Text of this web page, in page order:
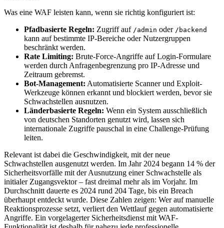
Was eine WAF leisten kann, wenn sie richtig konfiguriert ist:
Pfadbasierte Regeln: Zugriff auf /admin oder /backend
kann auf bestimmte IP-Bereiche oder Nutzergruppen
beschränkt werden.
Rate Limiting: Brute-Force-Angriffe auf Login-Formulare
werden durch Anfragenbegrenzung pro IP-Adresse und
Zeitraum gebremst.
Bot-Management: Automatisierte Scanner und Exploit-
Werkzeuge können erkannt und blockiert werden, bevor sie
Schwachstellen ausnutzen.
Länderbasierte Regeln: Wenn ein System ausschließlich
von deutschen Standorten genutzt wird, lassen sich
internationale Zugriffe pauschal in eine Challenge-Prüfung
leiten.
Relevant ist dabei die Geschwindigkeit, mit der neue
Schwachstellen ausgenutzt werden. Im Jahr 2024 begann 14 % der
Sicherheitsvorfälle mit der Ausnutzung einer Schwachstelle als
initialer Zugangsvektor – fast dreimal mehr als im Vorjahr. Im
Durchschnitt dauerte es 2024 rund 204 Tage, bis ein Breach
überhaupt entdeckt wurde. Diese Zahlen zeigen: Wer auf manuelle
Reaktionsprozesse setzt, verliert den Wettlauf gegen automatisierte
Angriffe. Ein vorgelagerter Sicherheitsdienst mit WAF-